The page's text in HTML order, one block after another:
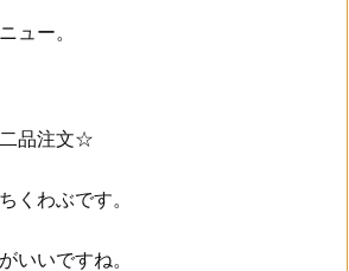
ュー。
品注文☆
くわぶです。
いいですね。